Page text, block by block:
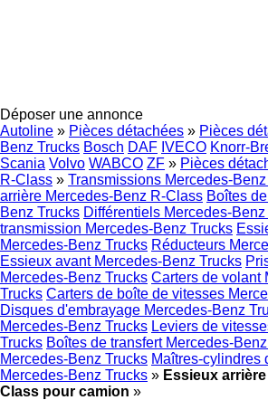
Déposer une annonce
Autoline » Pièces détachées » Pièces
Benz Trucks Bosch DAF IVECO Knorr-
Scania Volvo WABCO ZF » Pièces
R-Class » Transmissions Mercedes-
arrière Mercedes-Benz R-Class Boîtes
Benz Trucks Différentiels Mercedes-Benz
transmission Mercedes-Benz Trucks
Mercedes-Benz Trucks Réducteurs
Essieux avant Mercedes-Benz Trucks
Mercedes-Benz Trucks Carters de volant
Trucks Carters de boîte de vitesses
Disques d'embrayage Mercedes-Benz
Mercedes-Benz Trucks Leviers de
Trucks Boîtes de transfert Mercedes-
Mercedes-Benz Trucks Maîtres-cylindres
Mercedes-Benz Trucks » Essieux
Class pour camion »